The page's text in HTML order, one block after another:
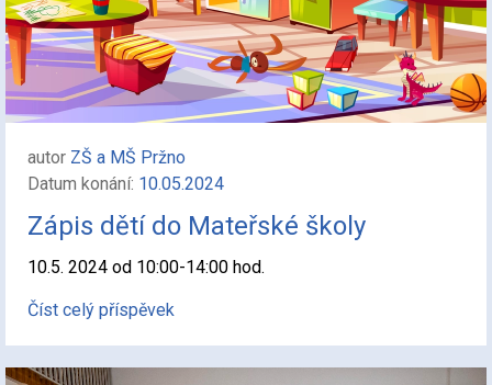
autor ZŠ a MŠ Pržno
Datum konání: 10.05.2024
Zápis dětí do Mateřské školy
10.5. 2024 od 10:00-14:00 hod.
Číst celý příspěvek